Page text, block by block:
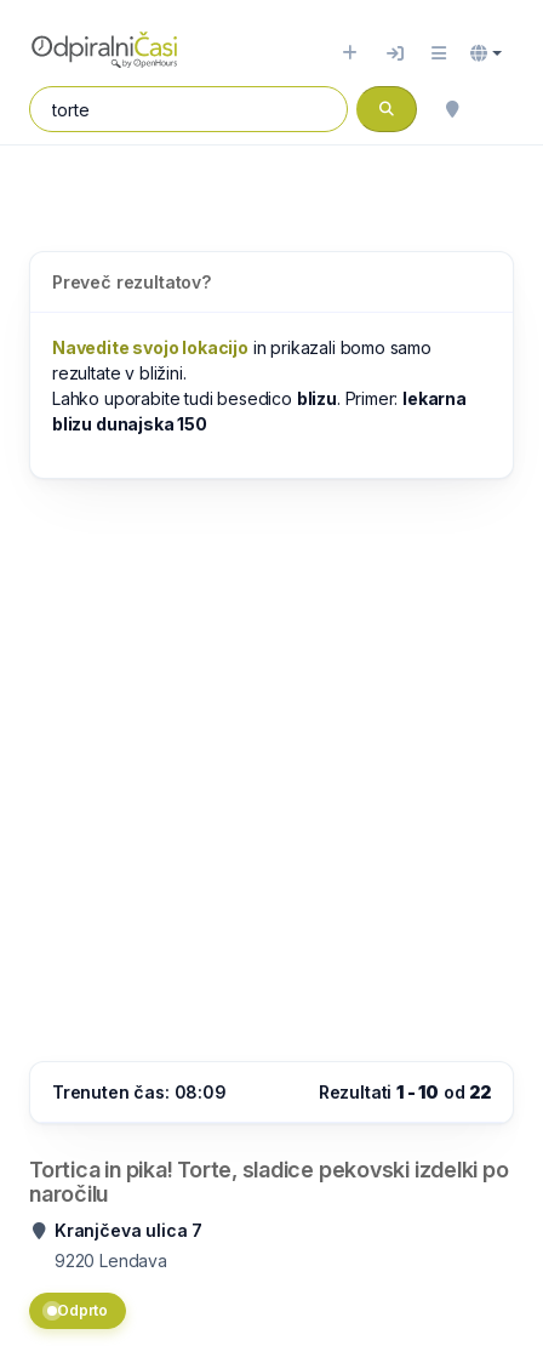
Preveč rezultatov?
Navedite svojo lokacijo in prikazali bomo samo
rezultate v bližini.
Lahko uporabite tudi besedico blizu. Primer: lekarna
blizu dunajska 150
Trenuten čas: 08:09 Rezultati1 - 10 od 22
Tortica in pika! Torte, sladice pekovski izdelki po
naročilu
Kranjčeva ulica 7
9220 Lendava
Odprto